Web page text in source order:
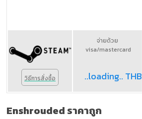
วิธีการสั่งซื้อ
จ่ายด้วย
visa/mastercard
..loading.. THB
Enshrouded ราคาถูก